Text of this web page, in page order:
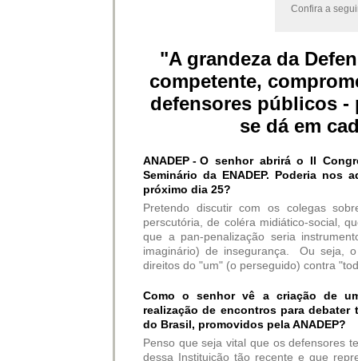
Confira a
"A grandeza da
competente,
defensores públicos -
se dá em
ANADEP - O senhor abrirá o II
Seminário da ENADEP. Poderia
próximo dia 25?
Pretendo discutir com os colegas
perscutória, de coléra midiático-social,
que a pan-penalização seria
imaginário) de insegurança. Ou seja,
direitos do "um" (o perseguido) contra
Como o senhor vê a criação de
realização de encontros para
do Brasil, promovidos pela ANADEP?
Penso que seja vital que os defensores
dessa Instituição tão recente e que